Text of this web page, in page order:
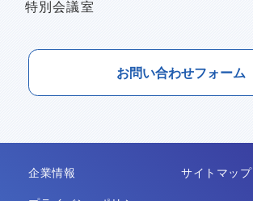
特別会議室
お問い合わせフォーム
企業情報 サイトマップ